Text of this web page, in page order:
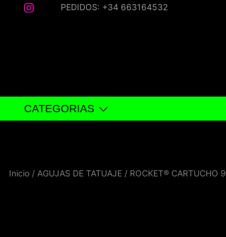
PEDIDOS: +34 663164532
CATEGORIAS
Inicio / AGUJAS DE TATUAJE / ROCKET® CARTUCHO